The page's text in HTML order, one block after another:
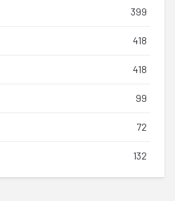
399
418
418
99
72
132